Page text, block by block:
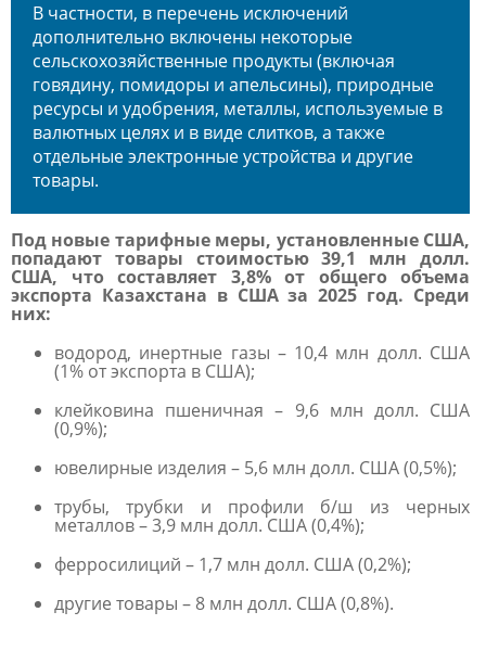
В частности, в перечень исключений
дополнительно включены некоторые
сельскохозяйственные продукты (включая
говядину, помидоры и апельсины), природные
ресурсы и удобрения, металлы, используемые в
валютных целях и в виде слитков, а также
отдельные электронные устройства и другие
товары.
Под новые тарифные меры, установленные США,
попадают товары стоимостью39,1 млн долл.
США, что составляет 3,8% от общего объема
экспорта Казахстана в США за 2025 год. Среди
них:
водород, инертные газы – 10,4 млн долл. США
(1% от экспорта в США);
клейковина пшеничная – 9,6 млн долл. США
(0,9%);
ювелирные изделия – 5,6 млн долл. США (0,5%);
трубы, трубки и профили б/ш из черных
металлов – 3,9 млн долл. США (0,4%);
ферросилиций – 1,7 млн долл. США (0,2%);
другие товары – 8 млн долл. США (0,8%).